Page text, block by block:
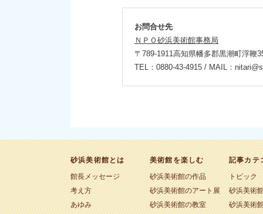
お問合せ先
ＮＰＯ砂浜美術館事務局
〒789-1911高知県幡多郡黒潮町浮鞭
TEL：0880-43-4915 / MAIL：
砂浜美術館とは
館長メッセージ
考え方
あゆみ
美術館を楽しむ
砂浜美術館の作品
砂浜美術館のアート展
砂浜美術館の教室
記事カテ
トピック
砂浜美術
砂浜美術